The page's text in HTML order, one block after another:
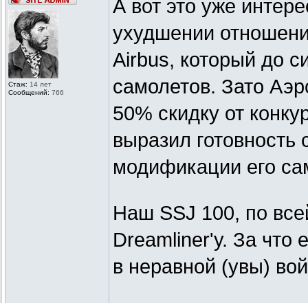
Стаж: 14 лет
Сообщений: 766
А вот это уже
ухудшении
Airbus, который до
самолетов. Зато
50% скидку от
выразил готовность
модификации его
Наш SSJ 100, по
Dreamliner'у. За что
в неравной (увы)